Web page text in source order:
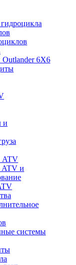
Outlander 6X6
и
ATV
ATV и
системы